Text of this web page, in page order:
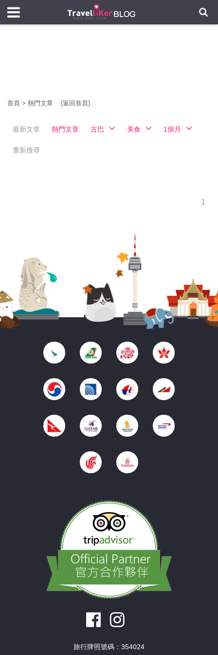
首頁 > 熱門文章 (返回首頁)
最新文章 熱門文章 古巴 美食 1個月
重新搜尋
1
旅行牌照號碼：354024